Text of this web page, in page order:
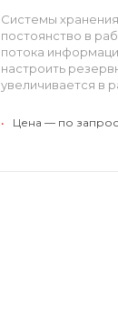
Системы
постоянство в
потока
настроить
увеличивается в
• Цена — по